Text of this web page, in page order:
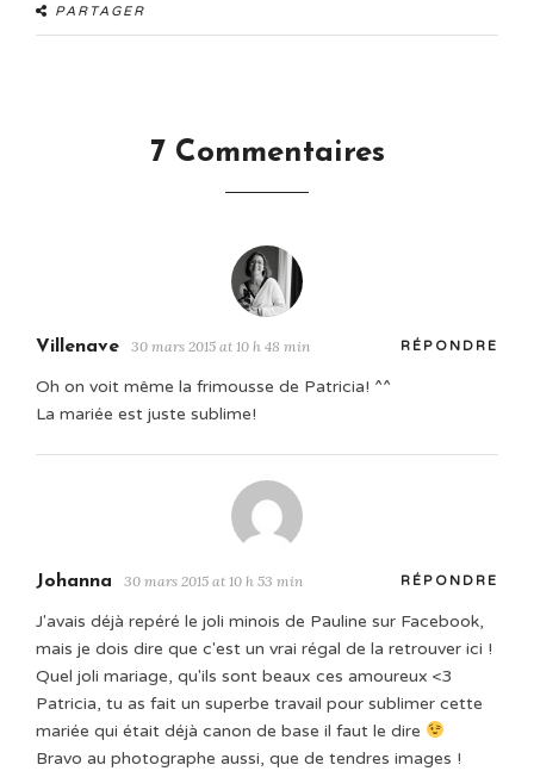
PARTAGER
7 Commentaires
Villenave 30 mars 2015 at 10 h 48 min RÉPONDRE
Oh on voit même la frimousse de Patricia! ^^
La mariée est juste sublime!
Johanna 30 mars 2015 at 10 h 53 min RÉPONDRE
J'avais déjà repéré le joli minois de Pauline sur Facebook,
mais je dois dire que c'est un vrai régal de la retrouver ici !
Quel joli mariage, qu'ils sont beaux ces amoureux <3
Patricia, tu as fait un superbe travail pour sublimer cette
mariée qui était déjà canon de base il faut le dire
Bravo au photographe aussi, que de tendres images !